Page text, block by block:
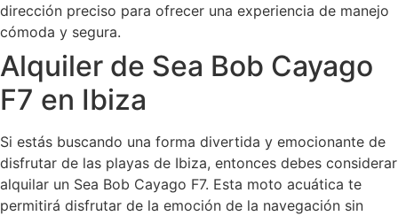
dirección preciso para ofrecer una experiencia de manejo
cómoda y segura.
Alquiler de Sea Bob Cayago
F7 en Ibiza
Si estás buscando una forma divertida y emocionante de
disfrutar de las playas de Ibiza, entonces debes considerar
alquilar un Sea Bob Cayago F7. Esta moto acuática te
permitirá disfrutar de la emoción de la navegación sin